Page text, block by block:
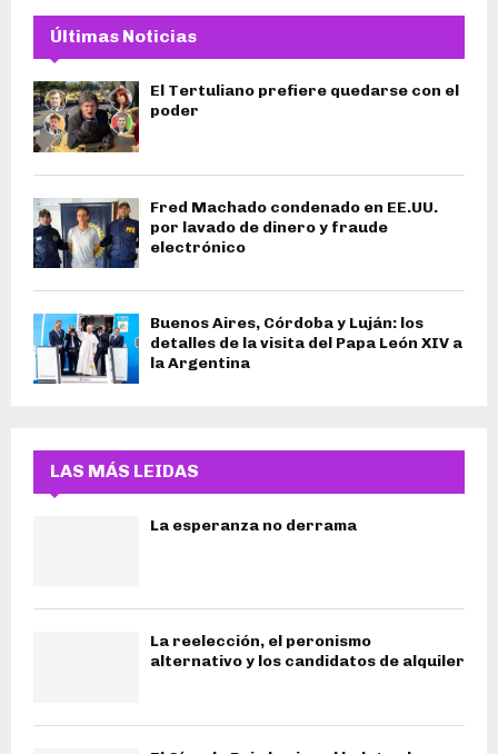
Últimas Noticias
El Tertuliano prefiere quedarse con el
poder
Fred Machado condenado en EE.UU.
por lavado de dinero y fraude
electrónico
Buenos Aires, Córdoba y Luján: los
detalles de la visita del Papa León XIV a
la Argentina
LAS MÁS LEIDAS
La esperanza no derrama
La reelección, el peronismo
alternativo y los candidatos de alquiler